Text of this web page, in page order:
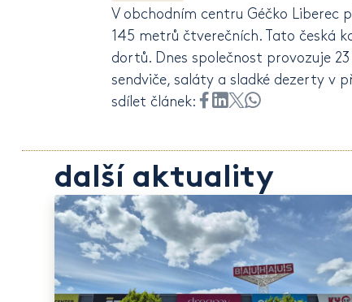
V obchodním centru Géčko Liberec
145 metrů čtverečních. Tato česká
dortů. Dnes společnost provozuje
sendviče, saláty a sladké dezerty v
sdílet článek:
další aktuality